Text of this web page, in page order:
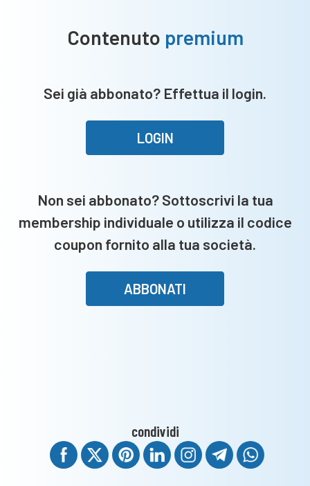
Contenuto premium
Sei già abbonato? Effettua il login.
LOGIN
Non sei abbonato? Sottoscrivi la tua
membership individuale o utilizza il codice
coupon fornito alla tua società.
ABBONATI
condividi